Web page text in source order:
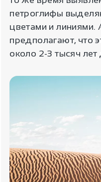
петроглифы
цветами и линиями.
предполагают, что
около 2-3 тысяч